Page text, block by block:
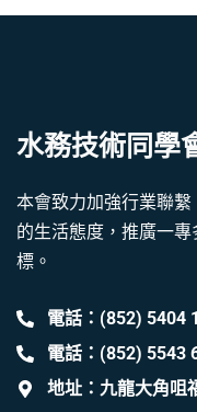
水務技術同學
本會致力加強行業聯
的生活態度，推廣一
標。
電話：(852) 5404
電話：(852) 5543
地址：九龍大角咀